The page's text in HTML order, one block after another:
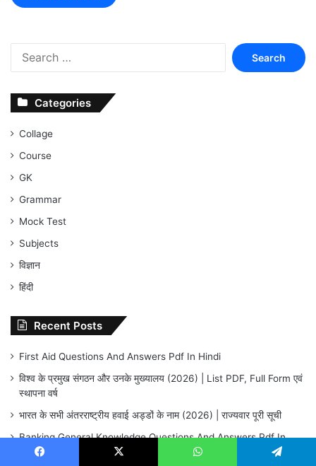
Search
for:
Categories
Collage
Course
GK
Grammar
Mock Test
Subjects
विज्ञान
हिंदी
Recent Posts
First Aid Questions And Answers Pdf In Hindi
विश्व के प्रमुख संगठन और उनके मुख्यालय (2026) | List PDF, Full Form एवं
स्थापना वर्ष
भारत के सभी अंतरराष्ट्रीय हवाई अड्डों के नाम (2026) | राज्यवार पूरी सूची
Banking General Knowledge Questions And Answers Pdf In
Hindi